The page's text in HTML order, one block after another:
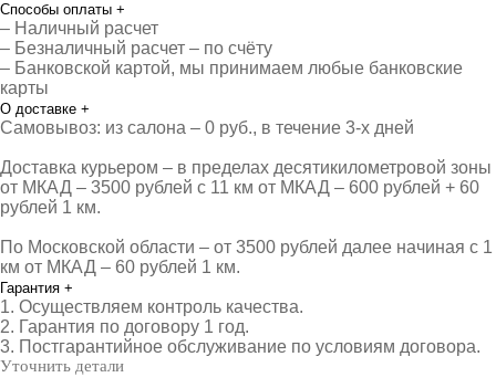
Способы оплаты +
– Наличный расчет
– Безналичный расчет – по счёту
– Банковской картой, мы принимаем любые банковские
карты
О доставке +
Самовывоз: из салона – 0 руб., в течение 3-х дней
Доставка курьером – в пределах десятикилометровой зоны
от МКАД – 3500 рублей с 11 км от МКАД – 600 рублей + 60
рублей 1 км.
По Московской области – от 3500 рублей далее начиная с 1
км от МКАД – 60 рублей 1 км.
Гарантия +
1. Осуществляем контроль качества.
2. Гарантия по договору 1 год.
3. Постгарантийное обслуживание по условиям договора.